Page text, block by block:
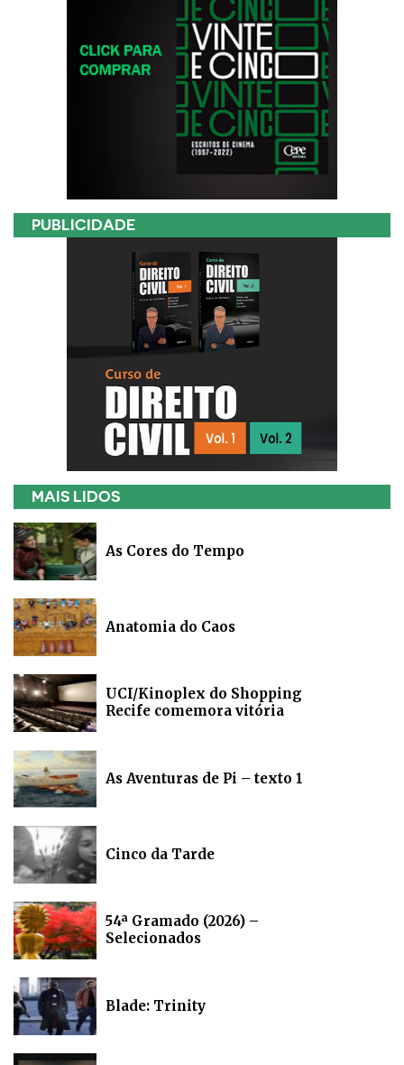
PUBLICIDADE
MAIS LIDOS
As Cores do Tempo
Anatomia do Caos
UCI/Kinoplex do Shopping
Recife comemora vitória
As Aventuras de Pi – texto 1
Cinco da Tarde
54ª Gramado (2026) –
Selecionados
Blade: Trinity